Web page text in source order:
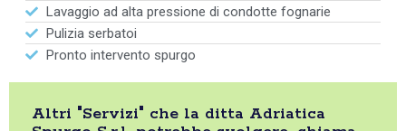
Lavaggio ad alta pressione di condotte fognarie
Pulizia serbatoi
Pronto intervento spurgo
Altri "Servizi" che la ditta Adriatica